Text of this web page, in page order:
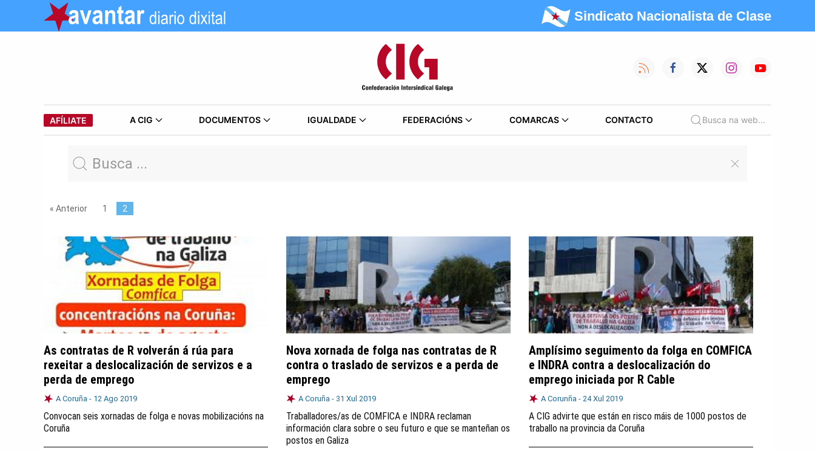
Sindicato Nacionalista de Clase
AFÍLIATE A CIG DOCUMENTOS IGUALDADE FEDERACIÓNS COMARCAS CONTACTO Busca na web...
« Anterior 1 2
As contratas de R volverán á rúa para
rexeitar a deslocalización de servizos e a
perda de emprego
A Coruña - 12 Ago 2019
Convocan seis xornadas de folga e novas mobilizacións na
Coruña
Nova xornada de folga nas contratas de R
contra o traslado de servizos e a perda de
emprego
A Coruña - 31 Xul 2019
Traballadores/as de COMFICA e INDRA reclaman
información clara sobre o seu futuro e que se manteñan os
postos en Galiza
Amplísimo seguimento da folga en COMFICA
e INDRA contra a deslocalización do
emprego iniciada por R Cable
A Corunña - 24 Xul 2019
A CIG advirte que están en risco máis de 1000 postos de
traballo na provincia da Coruña